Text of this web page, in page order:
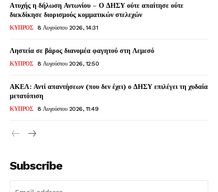
Ατυχής η δήλωση Αντωνίου – Ο ΔΗΣΥ ούτε απαίτησε ούτε
διεκδίκησε διορισμούς κομματικών στελεχών
ΚΥΠΡΟΣ 8 Αυγούστου 2026, 14:31
Ληστεία σε βάρος διανομέα φαγητού στη Λεμεσό
ΚΥΠΡΟΣ 8 Αυγούστου 2026, 12:50
ΑΚΕΛ: Αντί απαντήσεων (που δεν έχει) ο ΔΗΣΥ επιλέγει τη χυδαία
μετατόπιση
ΚΥΠΡΟΣ 8 Αυγούστου 2026, 11:49
Subscribe